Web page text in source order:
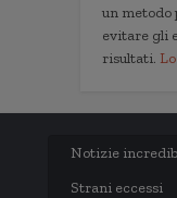
un metodo
evitare gli
risultati.
Notizie
Strani eccessi